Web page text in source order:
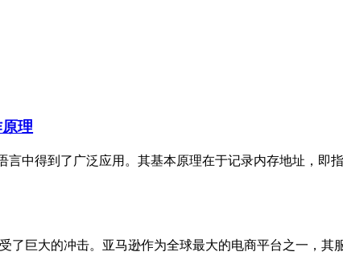
理
中得到了广泛应用。其基本原理在于记录内存地址，即
了巨大的冲击。亚马逊作为全球最大的电商平台之一，